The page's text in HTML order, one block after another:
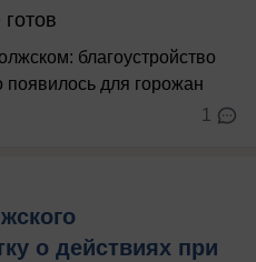
1
о действиях при